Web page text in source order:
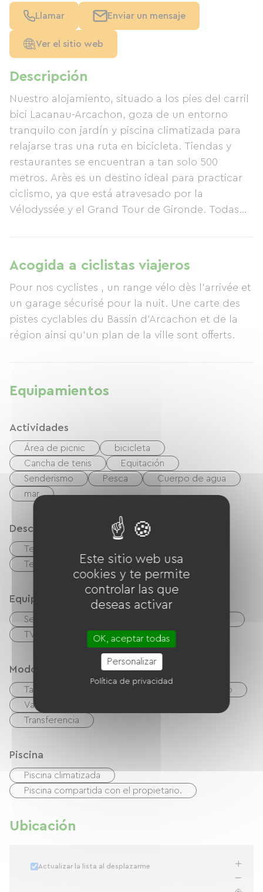
Descripción
Nuestro alojamiento, situado a los pies del carril
bici Lacanau-Arcachon, goza de un entorno
tranquilo con jardín y piscina climatizada para
relajarse tras una ruta en bicicleta. Tiendas y
restaurantes se encuentran a tan solo 500
metros. Arès es un destino ideal para practicar
ciclismo, ya que está atravesado por la
Vélodyssée y el Grand Tour de Gironde. Todas
terraza con mesa y sillas, y nevera para preparar
comidas. Además, contamos con un garaje
seguro para bicicletas.
Acogida a ciclistas viajeros
Pour nos cyclistes , un range vélo dès l'arrivée et
un garage sécurisé pour la nuit. Une carte des
pistes cyclables du Bassin d'Arcachon et de la
région ainsi qu'un plan de la ville sont offerts.
Equipamientos
Actividades
Área de picnic
bicicleta
Cancha de tenis
Equitación
Senderismo
Pesca
Cuerpo de agua
mar
Descripción
Terreno privado cercado
Terraza
Equipos
Secador de pelo
TNT
TV
Wifi gratuito
Modos de paiement
Tarjeta De Crédito
Efectivo
Vales de vacaciones (ANCV)
Transferencia
Piscina
Piscina climatizada
Piscina compartida con el propietario.
Ubicación
Actualizar la lista al desplazarme
Llamar Enviar un mensaje
Ver el sitio web
Este sitio web usa
cookies y te permite
controlar las que
deseas activar
OK, aceptar todas
Personalizar
Política de privacidad